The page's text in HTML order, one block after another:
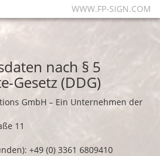
WWW.FP-SIGN.COM
nach § 5
Gesetz (DDG)
GmbH – Ein Unternehmen der
11
+49 (0) 3361 6809410